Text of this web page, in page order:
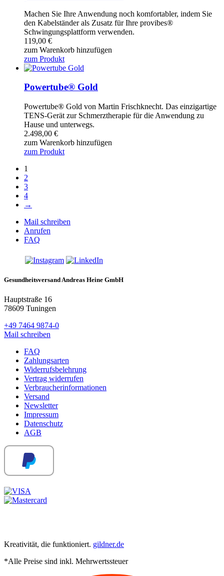
Machen Sie Ihre Anwendung noch komfortabler, indem Sie
den Kabelständer als Zusatz für Ihre provibes®
Schwingungsplattform verwenden.
119,00 €
zum Warenkorb hinzufügen
zum Produkt
Powertube® Gold
Powertube® Gold von Martin Frischknecht. Das einzigartige
TENS-Gerät zur Schmerztherapie für die Anwendung zu
Hause und unterwegs.
2.498,00 €
zum Warenkorb hinzufügen
zum Produkt
1
2
3
4
→
Mail schreiben
Anrufen
FAQ
Gesundheitsversand Andreas Heine GmbH
Hauptstraße 16
78609 Tuningen
+49 7464 9874-0
Mail schreiben
FAQ
Zahlungsarten
Widerrufsbelehrung
Vertrag widerrufen
Verbraucherinformationen
Versand
Newsletter
Impressum
Datenschutz
AGB
Kreativität, die funktioniert. gildner.de
*Alle Preise sind inkl. Mehrwertssteuer